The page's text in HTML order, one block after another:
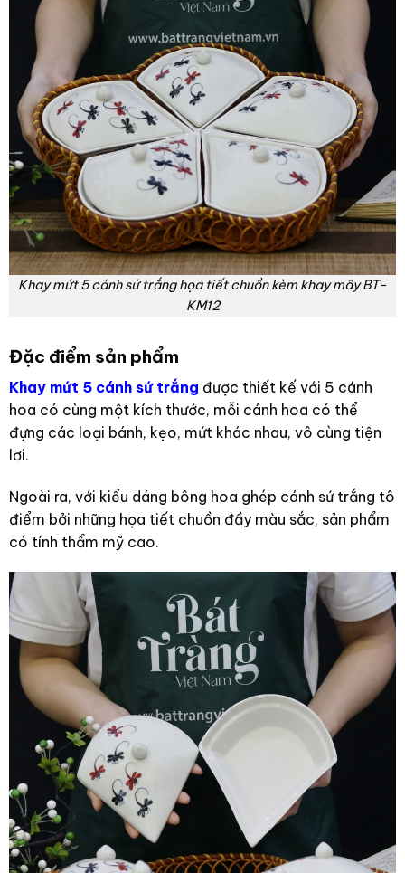
Khay mứt 5 cánh sứ trắng họa tiết chuồn kèm khay mây BT-
KM12
Đặc điểm sản phẩm
Khay mứt 5 cánh sứ trắng được thiết kế với 5 cánh
hoa có cùng một kích thước, mỗi cánh hoa có thể
đựng các loại bánh, kẹo, mứt khác nhau, vô cùng tiện
lơi.
Ngoài ra, với kiểu dáng bông hoa ghép cánh sứ trắng tô
điểm bởi những họa tiết chuồn đầy màu sắc, sản phẩm
có tính thẩm mỹ cao.